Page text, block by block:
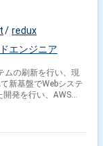
redux
エンジニア
新基盤でWebシステ
開発を行い、AWS